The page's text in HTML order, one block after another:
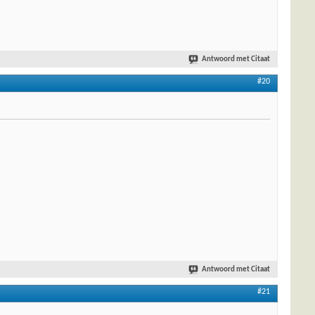
Antwoord met Citaat
#20
Antwoord met Citaat
#21